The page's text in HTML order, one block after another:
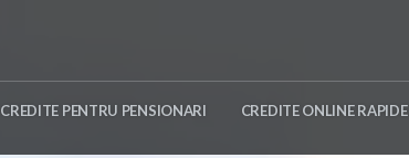
CREDITE PENTRU PENSIONARI CREDITE ONLINE RAPIDE